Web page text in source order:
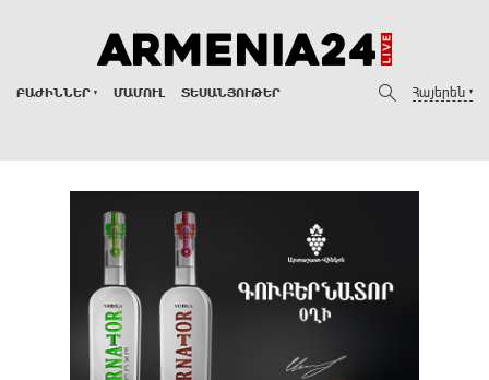
ԲԱԺԻՆՆԵՐ ՄԱՄՈՒԼ ՏԵՍԱՆՅՈՒԹԵՐ Հայերեն